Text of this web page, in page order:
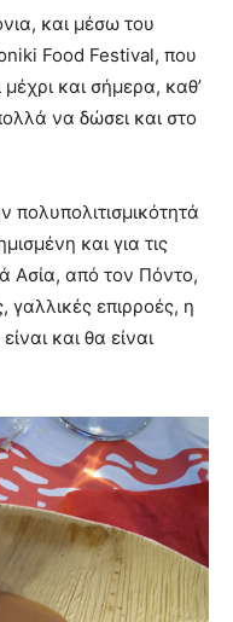
και μέσω του
Food Festival, που
μέχρι και σήμερα, καθ’
να δώσει και στο
πολυπολιτισμικότητά
και για τις
Ασία, από τον Πόντο,
γαλλικές επιρροές, η
και θα είναι